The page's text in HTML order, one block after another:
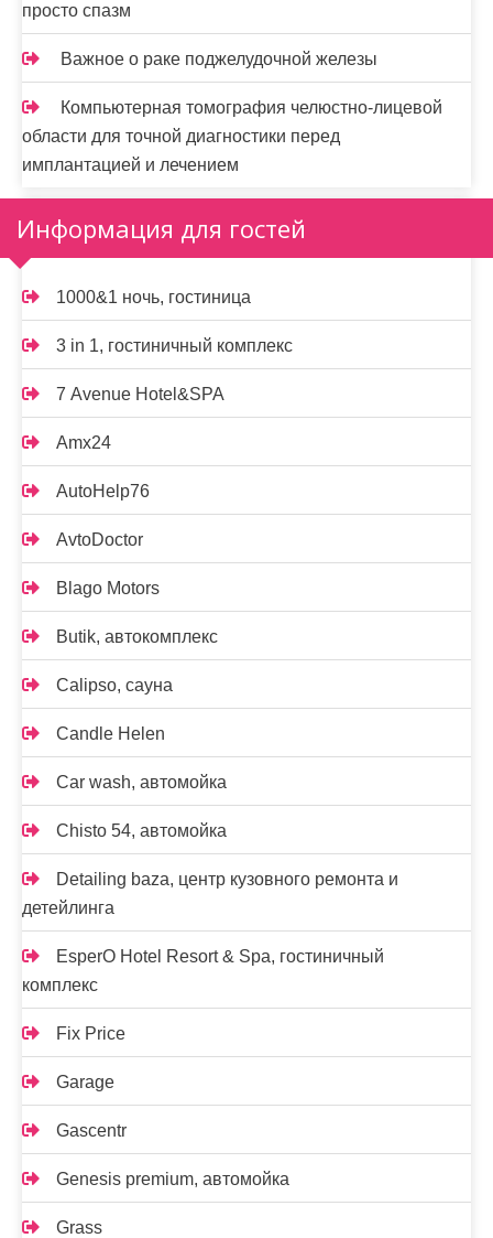
просто спазм
Важное о раке поджелудочной железы
Компьютерная томография челюстно-лицевой
области для точной диагностики перед
имплантацией и лечением
Информация для гостей
1000&1 ночь, гостиница
3 in 1, гостиничный комплекс
7 Avenue Hotel&SPA
Amx24
AutoHelp76
AvtoDoctor
Blago Motors
Butik, автокомплекс
Calipso, сауна
Candle Helen
Car wash, автомойка
Chisto 54, автомойка
Detailing baza, центр кузовного ремонта и
детейлинга
EsperO Hotel Resort & Spa, гостиничный
комплекс
Fix Price
Garage
Gascentr
Genesis premium, автомойка
Grass